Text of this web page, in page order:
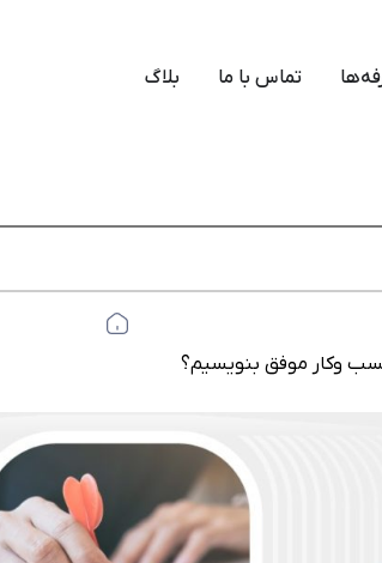
تماس با ما بلاگ
وکار موفق بنویسیم؟